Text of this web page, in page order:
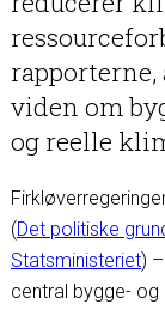
viden om
og reelle
(Det politiske
Statsministeriet)
central bygge- og